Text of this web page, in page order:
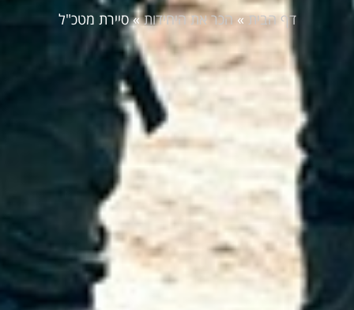
דף הבית»הכר את היחידות»סיירת מטכ"ל